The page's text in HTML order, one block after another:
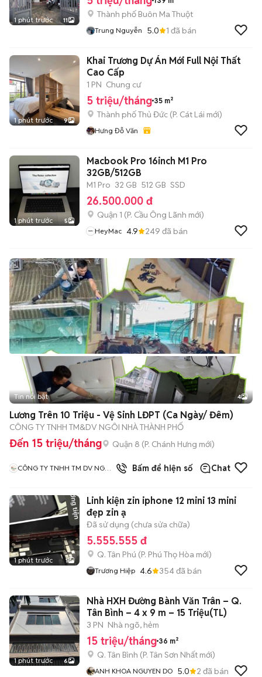
1 phút trước 11
Thành phố Buôn Ma Thuột
Trung Nguyễn 5.0 1 đã bán
1 phút trước 9
Khai Trương Dự Án Mới Full Nội Thất
Cao Cấp
1 PN Chung cư
5 triệu/tháng 35 m²
Thành phố Thủ Đức (P. Cát Lái mới)
Hưng Đỗ Văn
1 phút trước 5
Macbook Pro 16inch M1 Pro
32GB/512GB
M1 Pro 32 GB 512 GB SSD
26.500.000 đ
Quận 1 (P. Cầu Ông Lãnh mới)
HeyMac 4.9 249 đã bán
Tin nổi bật 4
Lương Trên 10 Triệu - Vệ Sinh LĐPT (Ca Ngày/ Đêm)
CÔNG TY TNHH TM&DV NGÔI NHÀ THÀNH PHỐ
Đến 15 triệu/tháng Quận 8 (P. Chánh Hưng mới)
CÔNG TY TNHH TM DV NGÔI
Bấm để hiện số Chat
1 phút trước 1
Linh kiện zin iphone 12 mini 13 mini
đẹp zin ạ
Đã sử dụng (chưa sửa chữa)
5.555.555 đ
Q. Tân Phú (P. Phú Thọ Hòa mới)
Trương Hiệp 4.6 354đã bán
1 phút trước 6
Nhà HXH Đường Bành Văn Trân – Q.
Tân Bình – 4 x 9 m – 15 Triệu(TL)
3 PN Nhà ngõ, hẻm
15 triệu/tháng 36 m²
Q. Tân Bình (P. Tân Sơn Nhất mới)
ANH KHOA NGUYEN DO 5.0 2 đã bán